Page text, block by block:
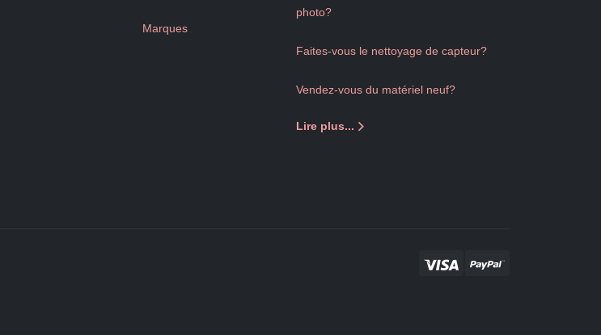
Marques
photo?
Faites-vous le nettoyage de capteur?
Vendez-vous du matériel neuf?
Lire plus...